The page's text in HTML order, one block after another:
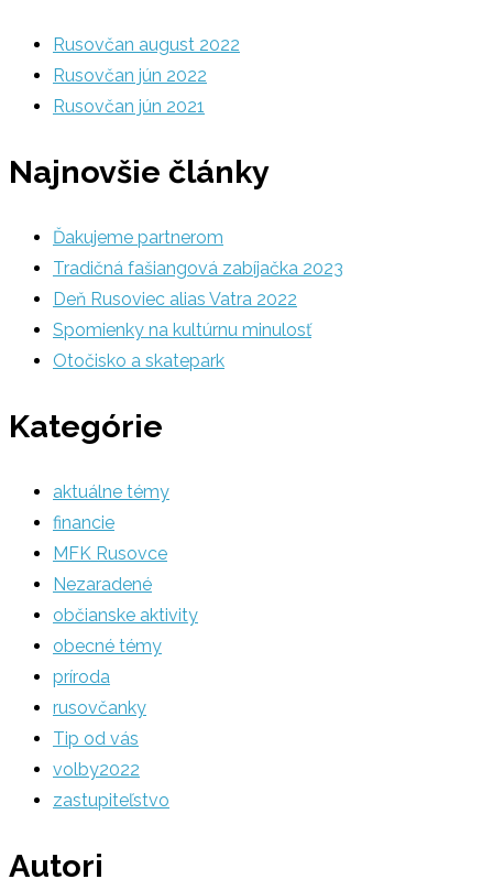
Rusovčan august 2022
Rusovčan jún 2022
Rusovčan jún 2021
Najnovšie články
Ďakujeme partnerom
Tradičná fašiangová zabíjačka 2023
Deň Rusoviec alias Vatra 2022
Spomienky na kultúrnu minulosť
Otočisko a skatepark
Kategórie
aktuálne témy
financie
MFK Rusovce
Nezaradené
občianske aktivity
obecné témy
príroda
rusovčanky
Tip od vás
volby2022
zastupiteľstvo
Autori